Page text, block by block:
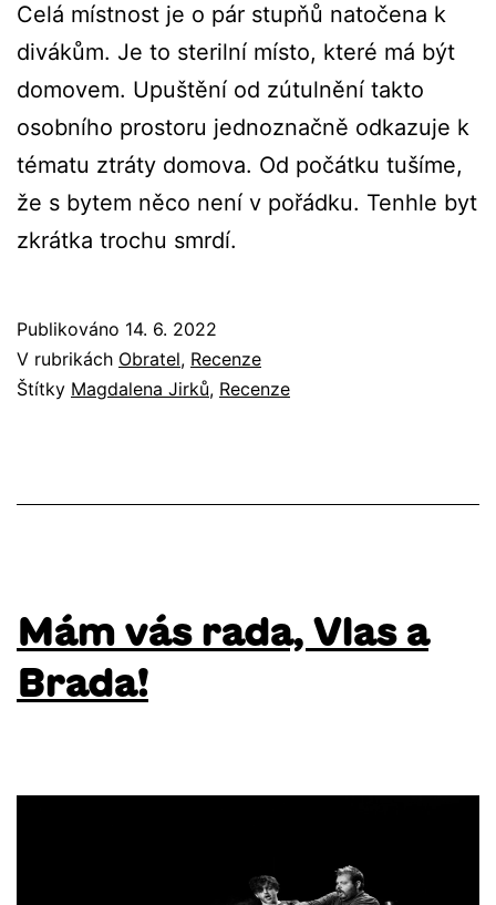
Celá místnost je o pár stupňů natočena k
divákům. Je to sterilní místo, které má být
domovem. Upuštění od zútulnění takto
osobního prostoru jednoznačně odkazuje k
tématu ztráty domova. Od počátku tušíme,
že s bytem něco není v pořádku. Tenhle byt
zkrátka trochu smrdí.
Publikováno 14. 6. 2022
V rubrikách Obratel, Recenze
Štítky Magdalena Jirků, Recenze
Mám vás rada, Vlas a
Brada!